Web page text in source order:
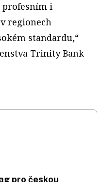
profesním i
regionech
standardu,“
Trinity Bank
pro českou